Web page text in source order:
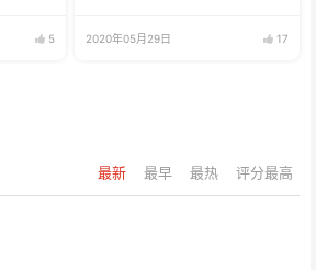
5 2020年05月29日 17
最新 最早 最热 评分最高